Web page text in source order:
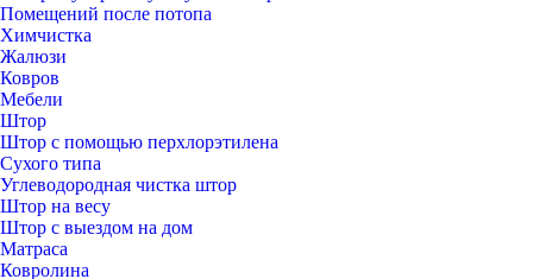
Помещений после потопа
Химчистка
Жалюзи
Ковров
Мебели
Штор
Штор с помощью перхлорэтилена
Сухого типа
Углеводородная чистка штор
Штор на весу
Штор с выездом на дом
Матраса
Ковролина